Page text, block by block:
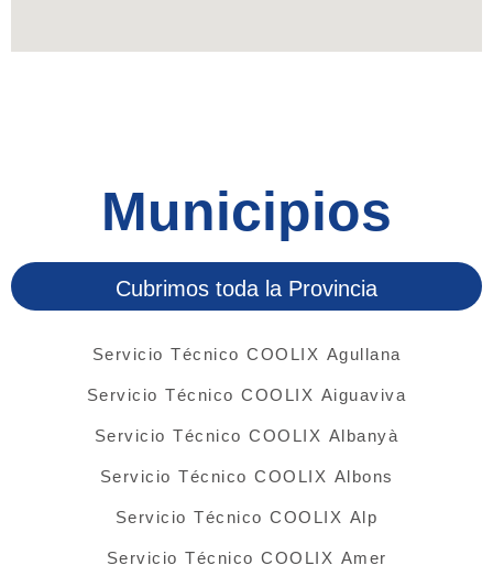
Municipios
Cubrimos toda la Provincia
Servicio Técnico COOLIX Agullana
Servicio Técnico COOLIX Aiguaviva
Servicio Técnico COOLIX Albanyà
Servicio Técnico COOLIX Albons
Servicio Técnico COOLIX Alp
Servicio Técnico COOLIX Amer